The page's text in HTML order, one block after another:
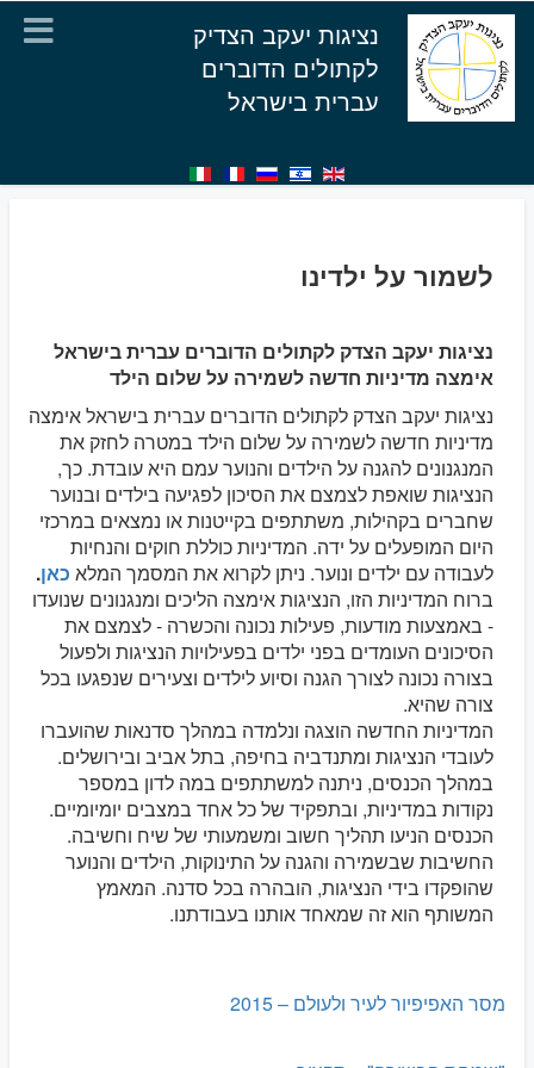
נציגות יעקב הצדיק
לקתולים הדוברים
עברית בישראל
לשמור על ילדינו
נציגות יעקב הצדק לקתולים הדוברים עברית בישראל
אימצה מדיניות חדשה לשמירה על שלום הילד
נציגות יעקב הצדק לקתולים הדוברים עברית בישראל אימצה
מדיניות חדשה לשמירה על שלום הילד במטרה לחזק את
המנגנונים להגנה על הילדים והנוער עמם היא עובדת. כך,
הנציגות שואפת לצמצם את הסיכון לפגיעה בילדים ובנוער
שחברים בקהילות, משתתפים בקייטנות או נמצאים במרכזי
היום המופעלים על ידה. המדיניות כוללת חוקים והנחיות
לעבודה עם ילדים ונוער. ניתן לקרוא את המסמך המלא כאן.
ברוח המדיניות הזו, הנציגות אימצה הליכים ומנגנונים שנועדו
- באמצעות מודעות, פעילות נכונה והכשרה - לצמצם את
הסיכונים העומדים בפני ילדים בפעילויות הנציגות ולפעול
בצורה נכונה לצורך הגנה וסיוע לילדים וצעירים שנפגעו בכל
צורה שהיא.
המדיניות החדשה הוצגה ונלמדה במהלך סדנאות שהועברו
לעובדי הנציגות ומתנדביה בחיפה, בתל אביב ובירושלים.
במהלך הכנסים, ניתנה למשתתפים במה לדון במספר
נקודות במדיניות, ובתפקיד של כל אחד במצבים יומיומיים.
הכנסים הניעו תהליך חשוב ומשמעותי של שיח וחשיבה.
החשיבות שבשמירה והגנה על התינוקות, הילדים והנוער
שהופקדו בידי הנציגות, הובהרה בכל סדנה. המאמץ
המשותף הוא זה שמאחד אותנו בעבודתנו.
מסר האפיפיור לעיר ולעולם – 2015